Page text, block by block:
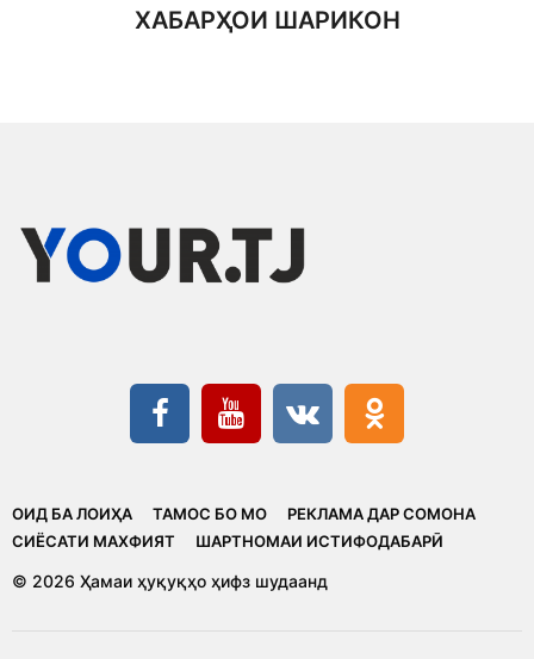
ХАБАРҲОИ ШАРИКОН
ОИД БА ЛОИҲА ТАМОС БО МО
РЕКЛАМА ДАР СОМОНА
CИЁСАТИ МАХФИЯТ
ШАРТНОМАИ ИСТИФОДАБАРӢ
© 2026 Ҳамаи ҳуқуқҳо ҳифз шудаанд